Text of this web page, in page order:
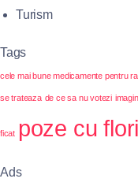
Turism
Tags
cele mai bune medicamente pentru
se trateaza de ce sa nu votezi
ficat poze cu flori
Ads